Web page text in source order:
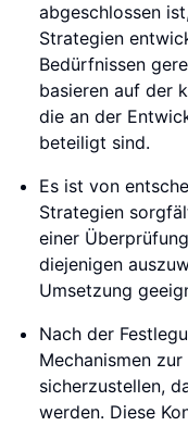
abgeschlossen
Strategien
Bedürfnissen
basieren auf der
die an der
beteiligt sind.
Es ist von
Strategien
einer
diejenigen
Umsetzung
Nach der
Mechanismen
sicherzustellen,
werden. Diese